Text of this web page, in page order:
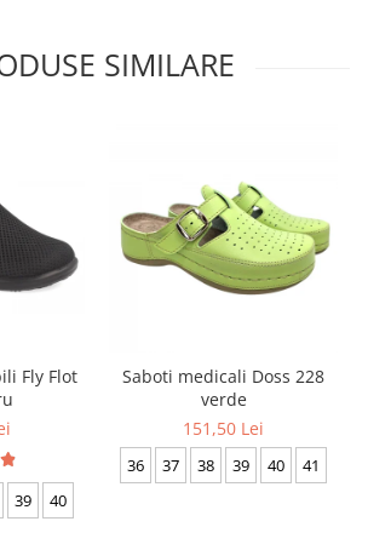
SIMILARE
Fly Flot
39
40
Saboti medicali Doss 228
verde
151,50 Lei
36 37 38 39 40 41